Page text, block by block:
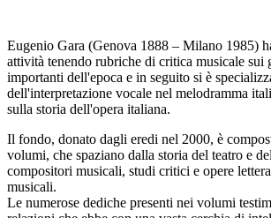
Eugenio Gara (Genova 1888 – Milano 1985)
attività tenendo rubriche di critica musicale sui
importanti dell'epoca e in seguito si è
dell'interpretazione vocale nel melodramma
sulla storia dell'opera italiana.
Il fondo, donato dagli eredi nel 2000, è
volumi, che spaziano dalla storia del teatro e
compositori musicali, studi critici e opere
musicali.
Le numerose dediche presenti nei volumi